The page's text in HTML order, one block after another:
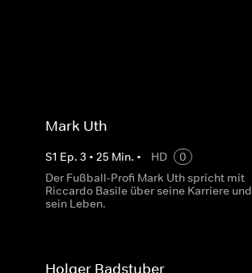
Mark Uth
S1 Ep. 3 • 25 Min. • HD
0
Der Fußball-Profi Mark Uth spricht mit
Riccardo Basile über seine Karriere und
sein Leben.
Holger Badstuber